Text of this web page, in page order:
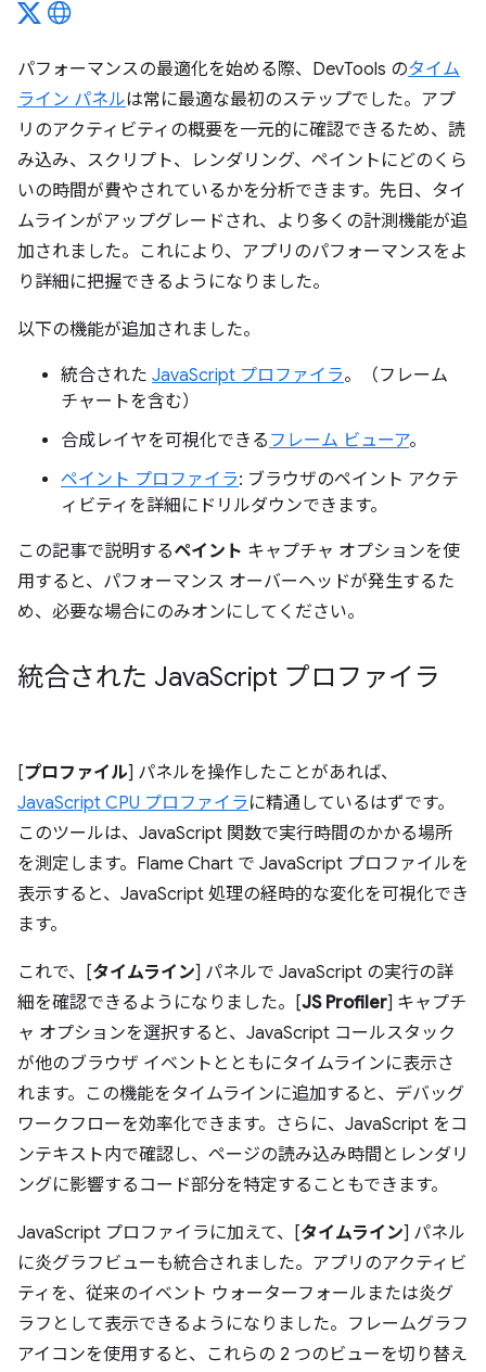
パフォーマンスの最適化を始める際、DevTools のタイム
ライン パネルは常に最適な最初のステップでした。アプ
リのアクティビティの概要を一元的に確認できるため、読
み込み、スクリプト、レンダリング、ペイントにどのくら
いの時間が費やされているかを分析できます。先日、タイ
ムラインがアップグレードされ、より多くの計測機能が追
加されました。これにより、アプリのパフォーマンスをよ
り詳細に把握できるようになりました。
以下の機能が追加されました。
統合された JavaScript プロファイラ。（フレーム
チャートを含む）
合成レイヤを可視化できる フレーム ビューア。
ペイント プロファイラ: ブラウザのペイント アクテ
ィビティを詳細にドリルダウンできます。
この記事で説明するペイント キャプチャ オプションを使
用すると、パフォーマンス オーバーヘッドが発生するた
め、必要な場合にのみオンにしてください。
統合された JavaScript プロファイラ
[プロファイル] パネルを操作したことがあれば、
JavaScript CPU プロファイラ に精通しているはずです。
このツールは、JavaScript 関数で実行時間のかかる場所
を測定します。Flame Chart で JavaScript プロファイルを
表示すると、JavaScript 処理の経時的な変化を可視化でき
ます。
これで、[タイムライン] パネルで JavaScript の実行の詳
細を確認できるようになりました。[JS Profiler] キャプチ
ャ オプションを選択すると、JavaScript コールスタック
が他のブラウザ イベントとともにタイムラインに表示さ
れます。この機能をタイムラインに追加すると、デバッグ
ワークフローを効率化できます。さらに、JavaScript をコ
ンテキスト内で確認し、ページの読み込み時間とレンダリ
ングに影響するコード部分を特定することもできます。
JavaScript プロファイラに加えて、[タイムライン] パネル
に炎グラフビューも統合されました。アプリのアクティビ
ティを、従来のイベント ウォーターフォールまたは炎グ
ラフとして表示できるようになりました。フレームグラフ
アイコンを使用すると、これらの 2 つのビューを切り替え